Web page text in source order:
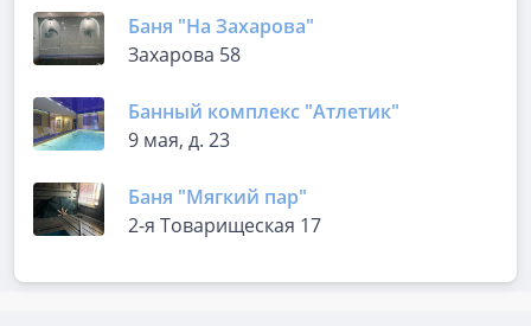
Баня "На Захарова"
Захарова 58
Банный комплекс "Атлетик"
9 мая, д. 23
Баня "Мягкий пар"
2-я Товарищеская 17